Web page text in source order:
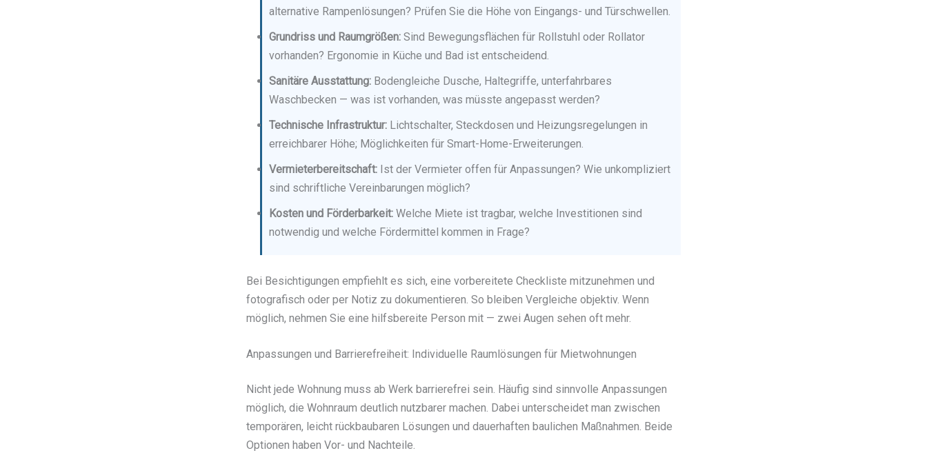
alternative Rampenlösungen? Prüfen Sie die Höhe von Eingangs- und Türschwellen.
Grundriss und Raumgrößen: Sind Bewegungsflächen für Rollstuhl oder Rollator
vorhanden? Ergonomie in Küche und Bad ist entscheidend.
Sanitäre Ausstattung: Bodengleiche Dusche, Haltegriffe, unterfahrbares
Waschbecken — was ist vorhanden, was müsste angepasst werden?
Technische Infrastruktur: Lichtschalter, Steckdosen und Heizungsregelungen in
erreichbarer Höhe; Möglichkeiten für Smart-Home-Erweiterungen.
Vermieterbereitschaft: Ist der Vermieter offen für Anpassungen? Wie unkompliziert
sind schriftliche Vereinbarungen möglich?
Kosten und Förderbarkeit: Welche Miete ist tragbar, welche Investitionen sind
notwendig und welche Fördermittel kommen in Frage?
Bei Besichtigungen empfiehlt es sich, eine vorbereitete Checkliste mitzunehmen und
fotografisch oder per Notiz zu dokumentieren. So bleiben Vergleiche objektiv. Wenn
möglich, nehmen Sie eine hilfsbereite Person mit — zwei Augen sehen oft mehr.
Anpassungen und Barrierefreiheit: Individuelle Raumlösungen für Mietwohnungen
Nicht jede Wohnung muss ab Werk barrierefrei sein. Häufig sind sinnvolle Anpassungen
möglich, die Wohnraum deutlich nutzbarer machen. Dabei unterscheidet man zwischen
temporären, leicht rückbaubaren Lösungen und dauerhaften baulichen Maßnahmen. Beide
Optionen haben Vor- und Nachteile.